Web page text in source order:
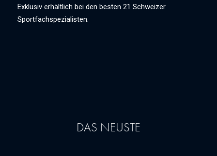
Exklusiv erhältlich bei den besten 21 Schweizer
Sportfachspezialisten.
DAS NEUSTE